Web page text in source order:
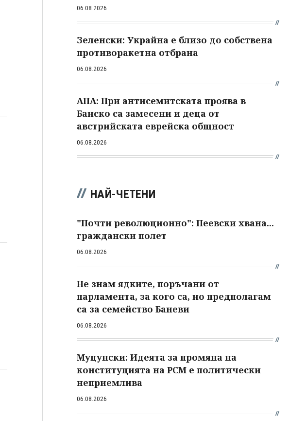
06.08.2026
Зеленски: Украйна е близо до собствена
противоракетна отбрана
06.08.2026
АПА: При антисемитската проява в
Банско са замесени и деца от
австрийската еврейска общност
06.08.2026
НАЙ-ЧЕТЕНИ
"Почти революционно": Пеевски хвана...
граждански полет
06.08.2026
Не знам ядките, поръчани от
парламента, за кого са, но предполагам
са за семейство Баневи
06.08.2026
Муцунски: Идеята за промяна на
конституцията на РСМ е политически
неприемлива
06.08.2026